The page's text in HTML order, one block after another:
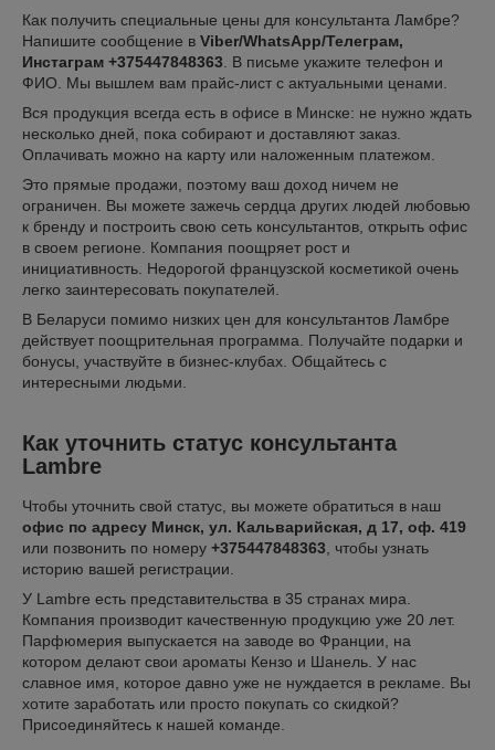
Как получить специальные цены для консультанта Ламбре?
Напишите сообщение в Viber/WhatsApp/Телеграм,
Инстаграм +375447848363. В письме укажите телефон и
ФИО. Мы вышлем вам прайс-лист с актуальными ценами.
Вся продукция всегда есть в офисе в Минске: не нужно ждать
несколько дней, пока собирают и доставляют заказ.
Оплачивать можно на карту или наложенным платежом.
Это прямые продажи, поэтому ваш доход ничем не
ограничен. Вы можете зажечь сердца других людей любовью
к бренду и построить свою сеть консультантов, открыть офис
в своем регионе. Компания поощряет рост и
инициативность. Недорогой французской косметикой очень
легко заинтересовать покупателей.
В Беларуси помимо низких цен для консультантов Ламбре
действует поощрительная программа. Получайте подарки и
бонусы, участвуйте в бизнес-клубах. Общайтесь с
интересными людьми.
Как уточнить статус консультанта
Lambre
Чтобы уточнить свой статус, вы можете обратиться в наш
офис по адресу Минск, ул. Кальварийская, д 17, оф. 419
или позвонить по номеру +375447848363 , чтобы узнать
историю вашей регистрации.
У Lambre есть представительства в 35 странах мира.
Компания производит качественную продукцию уже 20 лет.
Парфюмерия выпускается на заводе во Франции, на
котором делают свои ароматы Кензо и Шанель. У нас
славное имя, которое давно уже не нуждается в рекламе. Вы
хотите заработать или просто покупать со скидкой?
Присоединяйтесь к нашей команде.